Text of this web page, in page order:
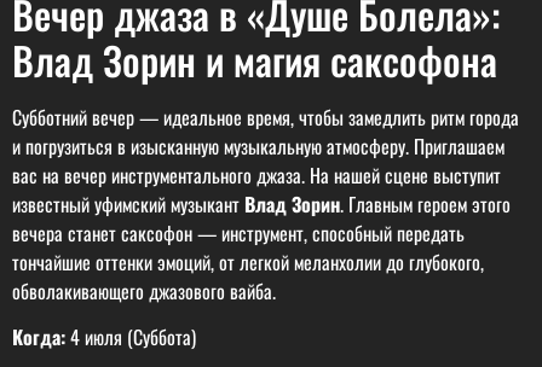
Вечер джаза в «Душе Болела»:
Влад Зорин и магия саксофона
Субботний вечер — идеальное время, чтобы замедлить ритм города
и погрузиться в изысканную музыкальную атмосферу. Приглашаем
вас на вечер инструментального джаза. На нашей сцене выступит
известный уфимский музыкант Влад Зорин. Главным героем этого
вечера станет саксофон — инструмент, способный передать
тончайшие оттенки эмоций, от легкой меланхолии до глубокого,
обволакивающего джазового вайба.
Когда:4 июля (Суббота)